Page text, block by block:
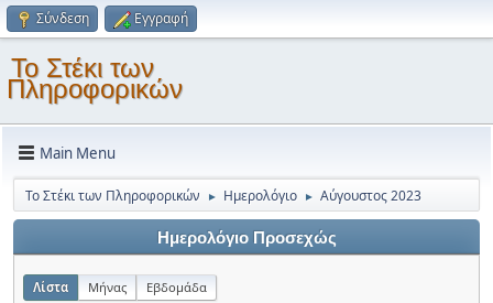
Σύνδεση Εγγραφή
Το Στέκι των
Πληροφορικών
Main Menu
Το Στέκι των Πληροφορικών ► Ημερολόγιο ► Αύγουστος 2023
Ημερολόγιο Προσεχώς
Λίστα Μήνας Εβδομάδα